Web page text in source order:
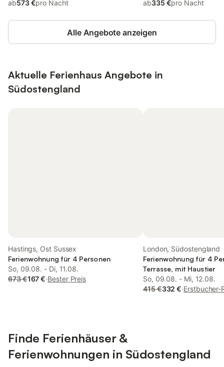
ab573 €pro Nacht ab335 €pro Nacht
Alle Angebote anzeigen
Aktuelle Ferienhaus Angebote in
Südostengland
Hastings, Ost Sussex
Ferienwohnung für 4 Personen
So, 09.08. - Di, 11.08.
673 €167 €·Bester Preis
London, Südostengland
Ferienwohnung für 4
Terrasse, mit Haustier
So, 09.08. - Mi, 12.08.
415 €332 €·Erstbucher-
Finde Ferienhäuser &
Ferienwohnungen in Südostengland